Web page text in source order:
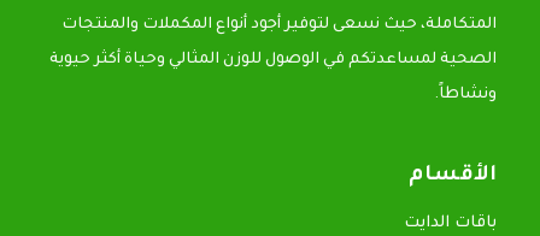
المتكاملة، حيث نسعى لتوفير أجود أنواع المكملات والمنتجات
الصحية لمساعدتكم في الوصول للوزن المثالي وحياة أكثر حيوية
ونشاطاً.
الأقسام
باقات الدايت